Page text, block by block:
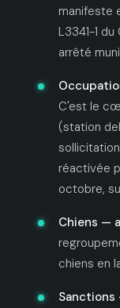
manifeste
L3341-1
arrêté
C'est le
(station
réactivée
octobre,
Chiens —
chiens en